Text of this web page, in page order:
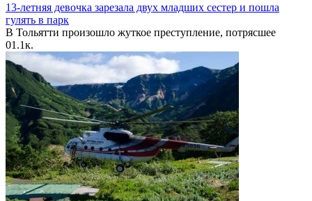
13-летняя девочка зарезала двух младших сестер и пошла
гулять в парк
В Тольятти произошло жуткое преступление, потрясшее
01.1к.